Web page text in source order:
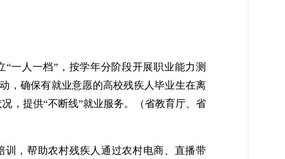
“一人一档”，按学年分阶段开展职业能力测
，确保有就业意愿的高校残疾人毕业生在离
，提供“不断线”就业服务。
（省教育厅、省
训，帮助农村残疾人通过农村电商、直播带